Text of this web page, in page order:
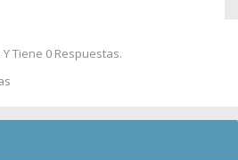
Tiene 0 Respuestas.